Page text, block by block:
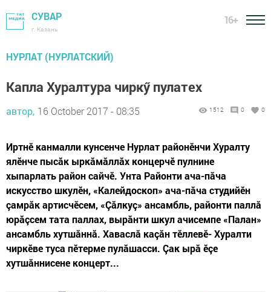
СУВАР
г. Казань
16+
НУРЛАТ (НУРЛАТСКИЙ)
Капла Хуралтура чиркӳ пулатех
автор, 16 October 2017 - 08:35 1512 0 0
Иртнӗ канмалли кунсенче Нурлат районӗнчи Хуралту
ялӗнче пысăк ыркăмăллăх концерчӗ пулнине
хыпарлать район сайчӗ. Унта Районти ача-пăча
искусство шкулӗн, «Калейдоскоп» ача-пăча студийӗн
çамрăк артисчӗсем, «Çăлкуç» ансамбль, районти паллă
юрăçсем тата паллах, вырăнти шкул ачисемпе «Палан»
ансамбль хутшăннă. Хаваслă каçăн тӗллевӗ- Хуралти
чиркӗве туса пӗтерме пулăшасси. Çак ырă ӗçе
хутшăннисене концерт...